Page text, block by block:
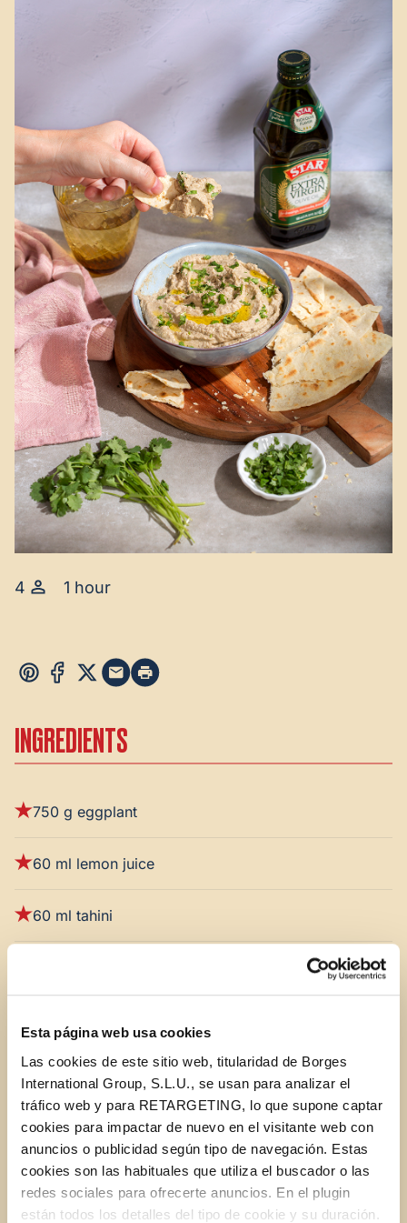
Esta página web usa cookies
Las cookies de este sitio web, titularidad de Borges
International Group, S.L.U., se usan para analizar el
tráfico web y para RETARGETING, lo que supone captar
cookies para impactar de nuevo en el visitante web con
anuncios o publicidad según tipo de navegación. Estas
cookies son las habituales que utiliza el buscador o las
redes sociales para ofrecerte anuncios. En el plugin
están todos los detalles del tipo de cookie y su duración.
4 1 hour
INGREDIENTS
750 g eggplant
60 ml lemon juice
60 ml tahini
A few sprigs of fresh parsley
A splash of STAR extra virgin olive oil
Pita bread on the side